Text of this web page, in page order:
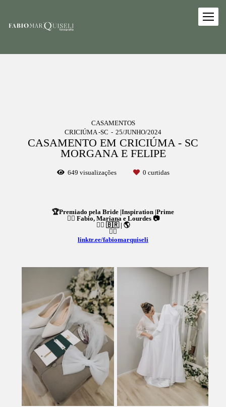
CASAMENTOS
CRICIÚMA -SC
25/JUNHO/2024
CASAMENTO EM CRICIÚMA - SC
MORGANA E FELIPE
649 visualizações 0 curtidas
🏆Premiado pela Bride |Inspiration |Prime
👉🏻 Fabio, Mariana e Lourdes 📷
👉🏻 🇧🇷 | 🌎
👇🏻
linktr.ee/fabiomarquiseli